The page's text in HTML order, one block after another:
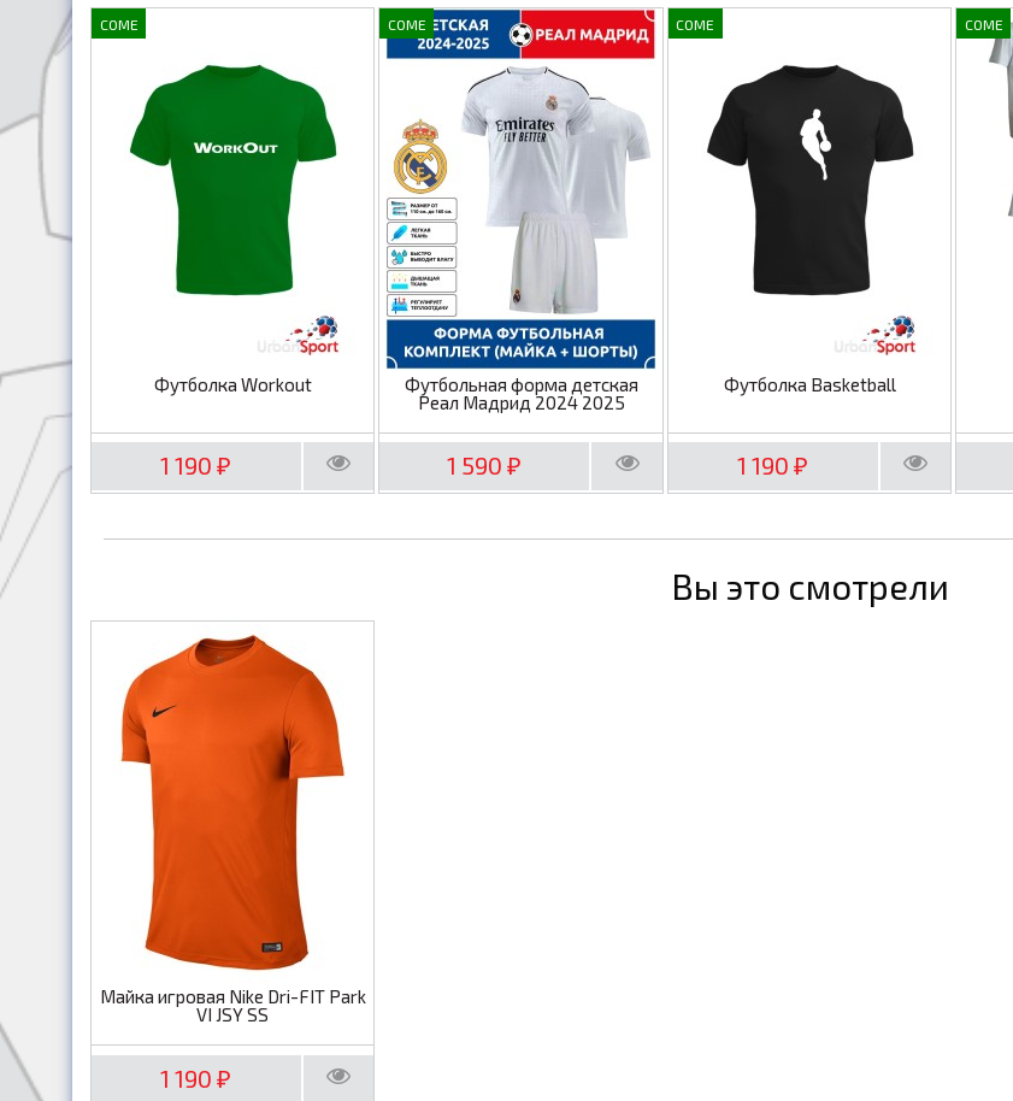
COME
Футболка Workout
1 190₽
COME
Футбольная форма детская
Реал Мадрид 2024 2025
1 590₽
COME
Футболка Basketball
1 190₽
COME
Вы это смотрели
Майка игровая Nike Dri-FIT Park
VI JSY SS
1 190₽